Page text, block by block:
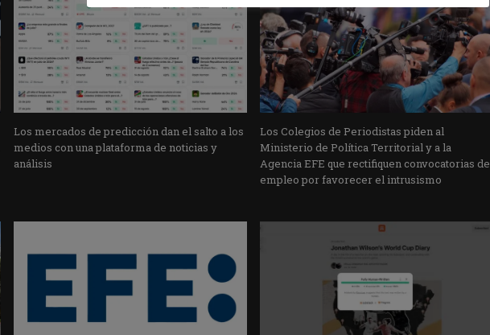
Los mercados de predicción dan el salto a los
medios con una plataforma de noticias y
análisis
Los Colegios de Periodistas piden al
Ministerio de Política Territorial y a la
Agencia EFE que rectifiquen convocatorias de
empleo por favorecer el intrusismo